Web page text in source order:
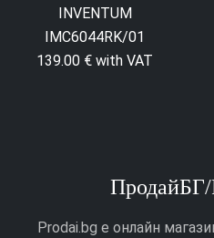
INVENTUM
IMC6044RK/01
139.00 € with VAT
Prodai.bg е онлайн